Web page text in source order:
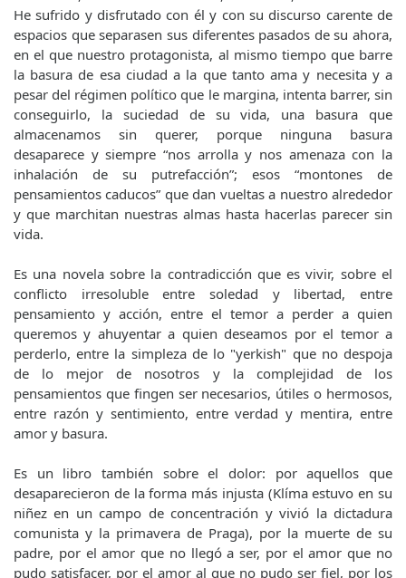
He sufrido y disfrutado con él y con su discurso carente de
espacios que separasen sus diferentes pasados de su ahora,
en el que nuestro protagonista, al mismo tiempo que barre
la basura de esa ciudad a la que tanto ama y necesita y a
pesar del régimen político que le margina, intenta barrer, sin
conseguirlo, la suciedad de su vida, una basura que
almacenamos sin querer, porque ninguna basura
desaparece y siempre “nos arrolla y nos amenaza con la
inhalación de su putrefacción”; esos “montones de
pensamientos caducos” que dan vueltas a nuestro alrededor
y que marchitan nuestras almas hasta hacerlas parecer sin
vida.
Es una novela sobre la contradicción que es vivir, sobre el
conflicto irresoluble entre soledad y libertad, entre
pensamiento y acción, entre el temor a perder a quien
queremos y ahuyentar a quien deseamos por el temor a
perderlo, entre la simpleza de lo "yerkish" que no despoja
de lo mejor de nosotros y la complejidad de los
pensamientos que fingen ser necesarios, útiles o hermosos,
entre razón y sentimiento, entre verdad y mentira, entre
amor y basura.
Es un libro también sobre el dolor: por aquellos que
desaparecieron de la forma más injusta (Klíma estuvo en su
niñez en un campo de concentración y vivió la dictadura
comunista y la primavera de Praga), por la muerte de su
padre, por el amor que no llegó a ser, por el amor que no
pudo satisfacer, por el amor al que no pudo ser fiel, por los